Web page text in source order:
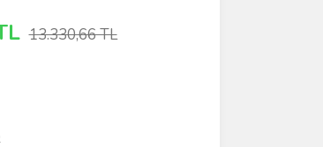
13.330,66 TL